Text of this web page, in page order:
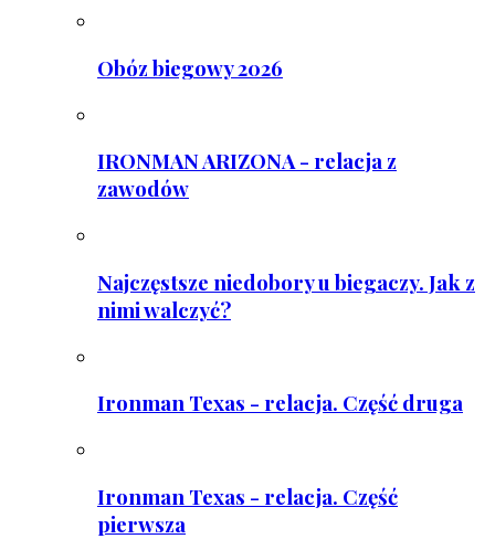
Obóz biegowy 2026
IRONMAN ARIZONA - relacja z
zawodów
Najczęstsze niedobory u biegaczy. Jak z
nimi walczyć?
Ironman Texas - relacja. Część druga
Ironman Texas - relacja. Część
pierwsza